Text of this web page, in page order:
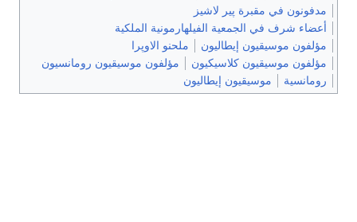
مدفونون في مقبرة پير لاشيز
أعضاء شرف في الجمعية الفيلهارمونية الملكية
مؤلفون موسيقيون إيطاليون
ملحنو الاوپرا
مؤلفون موسيقيون كلاسيكيون
مؤلفون موسيقيون رومانسيون
رومانسية
موسيقيون إيطاليون